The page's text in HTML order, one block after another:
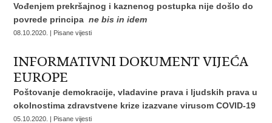
Vođenjem prekršajnog i kaznenog postupka nije došlo do
povrede principane bis in idem
08.10.2020. | Pisane vijesti
INFORMATIVNI DOKUMENT VIJEĆA
EUROPE
Poštovanje demokracije, vladavine prava i ljudskih prava u
okolnostima zdravstvene krize izazvane virusom COVID-19
05.10.2020. | Pisane vijesti